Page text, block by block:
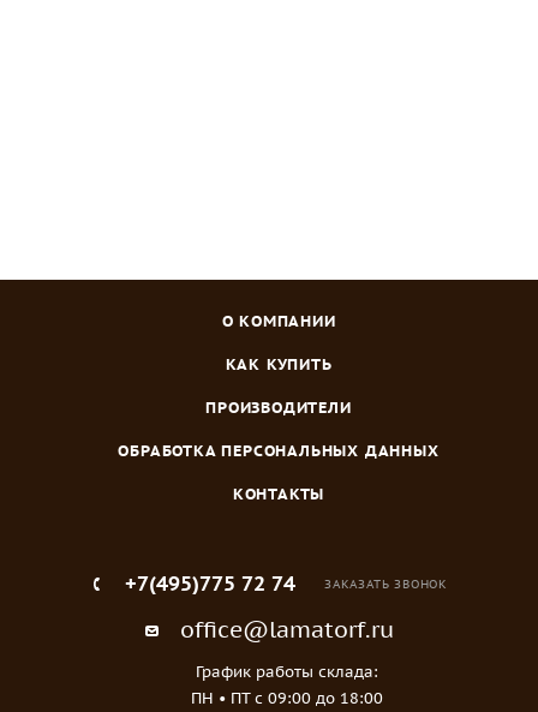
О КОМПАНИИ
КАК КУПИТЬ
ПРОИЗВОДИТЕЛИ
ОБРАБОТКА ПЕРСОНАЛЬНЫХ ДАННЫХ
КОНТАКТЫ
+7(495)775 72 74 ЗАКАЗАТЬ ЗВОНОК
office@lamatorf.ru
График работы склада:
ПН • ПТ c 09:00 до 18:00